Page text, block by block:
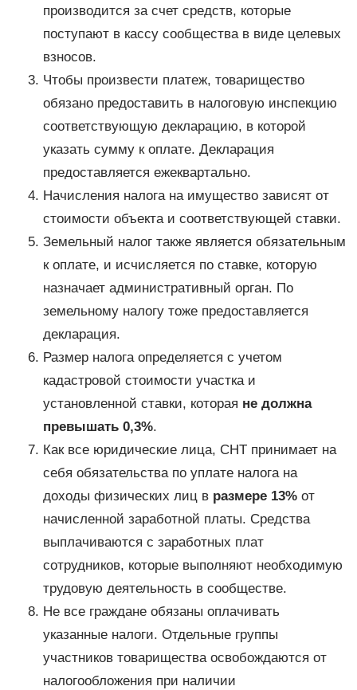
производится за счет средств, которые
поступают в кассу сообщества в виде целевых
взносов.
Чтобы произвести платеж, товарищество
обязано предоставить в налоговую инспекцию
соответствующую декларацию, в которой
указать сумму к оплате. Декларация
предоставляется ежеквартально.
Начисления налога на имущество зависят от
стоимости объекта и соответствующей ставки.
Земельный налог также является обязательным
к оплате, и исчисляется по ставке, которую
назначает административный орган. По
земельному налогу тоже предоставляется
декларация.
Размер налога определяется с учетом
кадастровой стоимости участка и
установленной ставки, которая не должна
превышать 0,3%.
Как все юридические лица, СНТ принимает на
себя обязательства по уплате налога на
доходы физических лиц в размере 13%от
начисленной заработной платы. Средства
выплачиваются с заработных плат
сотрудников, которые выполняют необходимую
трудовую деятельность в сообществе.
Не все граждане обязаны оплачивать
указанные налоги. Отдельные группы
участников товарищества освобождаются от
налогообложения при наличии